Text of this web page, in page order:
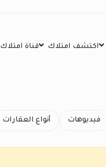
اكتشف امتلاك قناة امتلاك
فيديوهات أنواع العقارات